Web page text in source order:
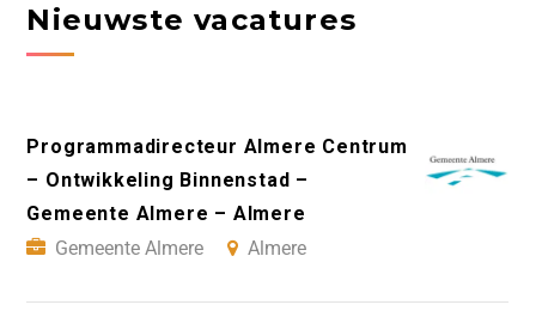
Nieuwste vacatures
Programmadirecteur Almere Centrum
– Ontwikkeling Binnenstad –
Gemeente Almere – Almere
Gemeente Almere
Almere